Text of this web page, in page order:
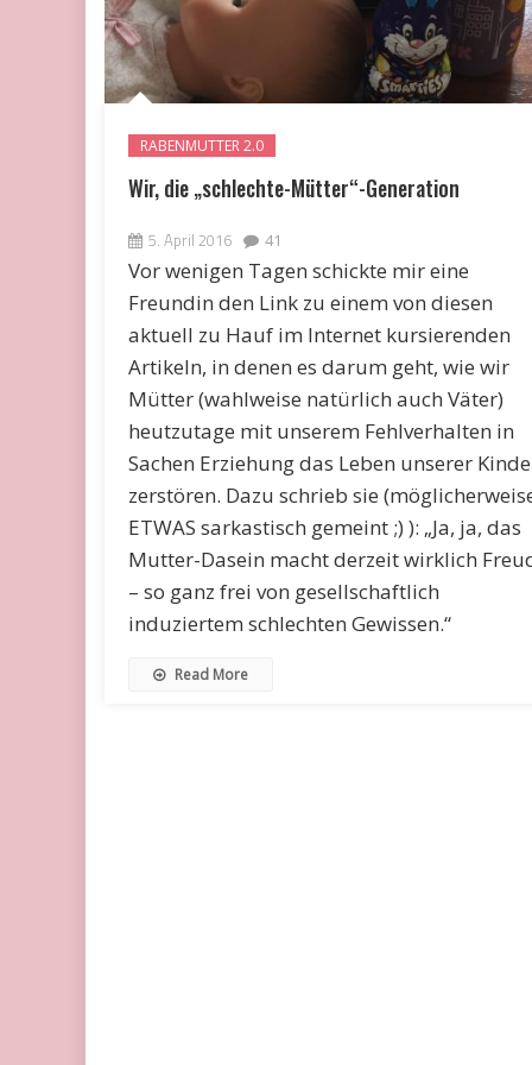
RABENMUTTER 2.0
Wir, die „schlechte-Mütter“-Generation
5. April 2016 41
Vor wenigen Tagen schickte mir eine
Freundin den Link zu einem von diesen
aktuell zu Hauf im Internet kursierenden
Artikeln, in denen es darum geht, wie wir
Mütter (wahlweise natürlich auch Väter)
heutzutage mit unserem Fehlverhalten in
Sachen Erziehung das Leben unserer
zerstören. Dazu schrieb sie
ETWAS sarkastisch gemeint ;) ): „Ja, ja, das
Mutter-Dasein macht derzeit wirklich
– so ganz frei von gesellschaftlich
induziertem schlechten Gewissen.“
Read More